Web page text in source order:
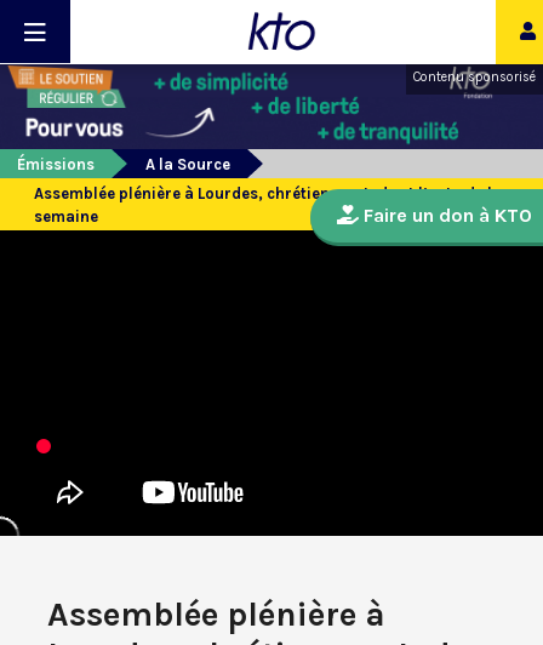
Contenu sponsorisé
Émissions
A la Source
Assemblée plénière à Lourdes, chrétiens en Inde et l’actu de la
semaine
Assemblée plénière à
Faire un don à KTO